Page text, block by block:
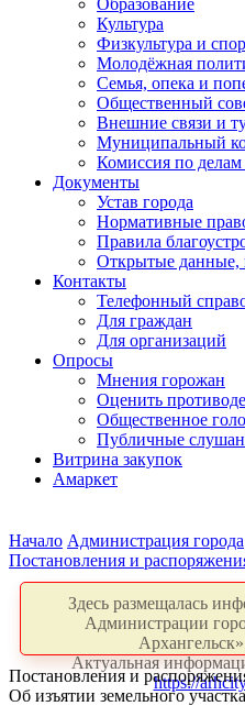
Образование
Культура
Физкультура и
Молодёжная
Семья, опека и
Общественный
Внешние связи и
Муниципальный
Комиссия по
Документы
Устав города
Нормативные
Правила
Открытые данные,
Контакты
Телефонный
Для граждан
Для организаций
Опросы
Мнения горожан
Оценить
Общественное
Публичные
Витрина закупок
Амаркет
Начало Администрация города
Постановления и
Здесь размещалась
Администрации
Актуальная
https://
Постановления и
Об изъятии земельного